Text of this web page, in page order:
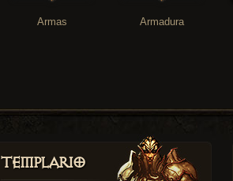
Armas Armadura
Templario